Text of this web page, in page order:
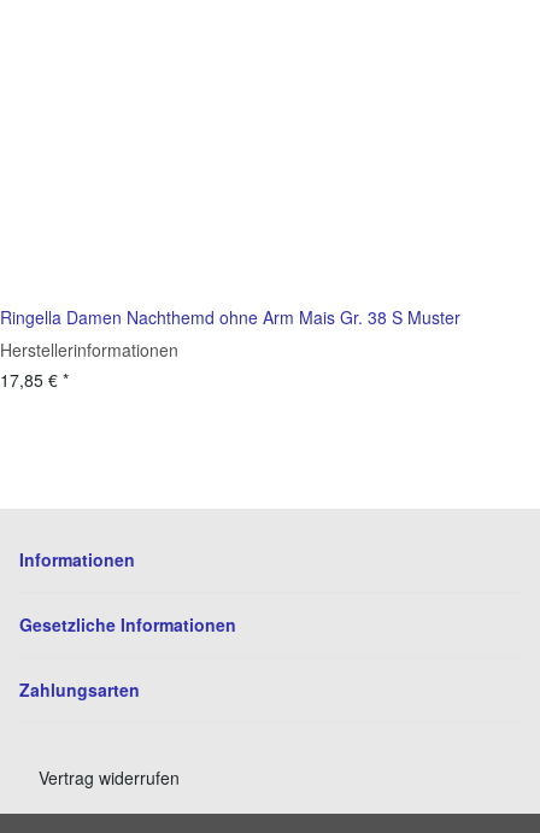
Ringella Damen Nachthemd ohne Arm Mais Gr. 38 S Muster
Herstellerinformationen
17,85 € *
Informationen
Gesetzliche Informationen
Zahlungsarten
Vertrag widerrufen